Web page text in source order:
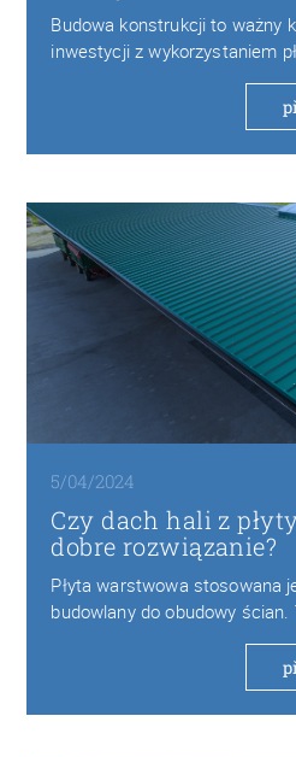
Budowa konstrukcji to ważny
inwestycji z wykorzystaniem
5/04/2024
Czy dach hali z
dobre rozwiązanie?
Płyta warstwowa stosowana
budowlany do obudowy